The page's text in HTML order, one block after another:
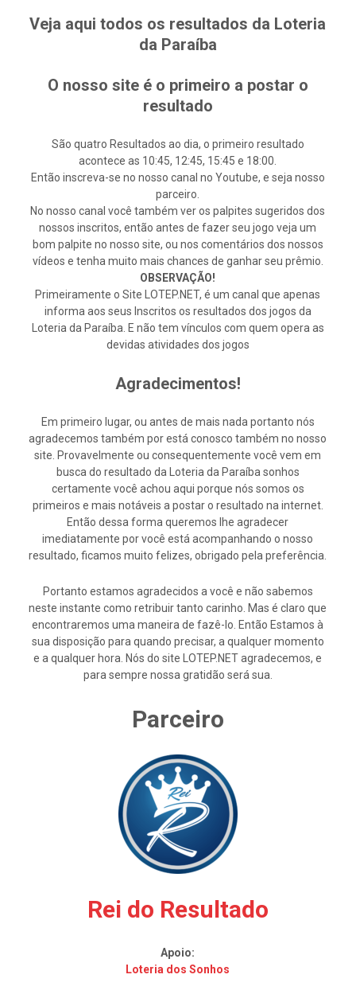
Veja aqui todos os resultados da Loteria
da Paraíba
O nosso site é o primeiro a postar o
resultado
São quatro Resultados ao dia, o primeiro resultado
acontece as 10:45, 12:45, 15:45 e 18:00.
Então inscreva-se no nosso canal no Youtube, e seja nosso
parceiro.
No nosso canal você também ver os palpites sugeridos dos
nossos inscritos, então antes de fazer seu jogo veja um
bom palpite no nosso site, ou nos comentários dos nossos
vídeos e tenha muito mais chances de ganhar seu prêmio.
OBSERVAÇÃO!
Primeiramente o Site LOTEP.NET, é um canal que apenas
informa aos seus Inscritos os resultados dos jogos da
Loteria da Paraíba. E não tem vínculos com quem opera as
devidas atividades dos jogos
Agradecimentos!
Em primeiro lugar, ou antes de mais nada portanto nós
agradecemos também por está conosco também no nosso
site. Provavelmente ou consequentemente você vem em
busca do resultado da Loteria da Paraíba sonhos
certamente você achou aqui porque nós somos os
primeiros e mais notáveis a postar o resultado na internet.
Então dessa forma queremos lhe agradecer
imediatamente por você está acompanhando o nosso
resultado, ficamos muito felizes, obrigado pela preferência.
Portanto estamos agradecidos a você e não sabemos
neste instante como retribuir tanto carinho. Mas é claro que
encontraremos uma maneira de fazê-lo. Então Estamos à
sua disposição para quando precisar, a qualquer momento
e a qualquer hora. Nós do site LOTEP.NET agradecemos, e
para sempre nossa gratidão será sua.
Parceiro
Rei do Resultado
Apoio:
Loteria dos Sonhos